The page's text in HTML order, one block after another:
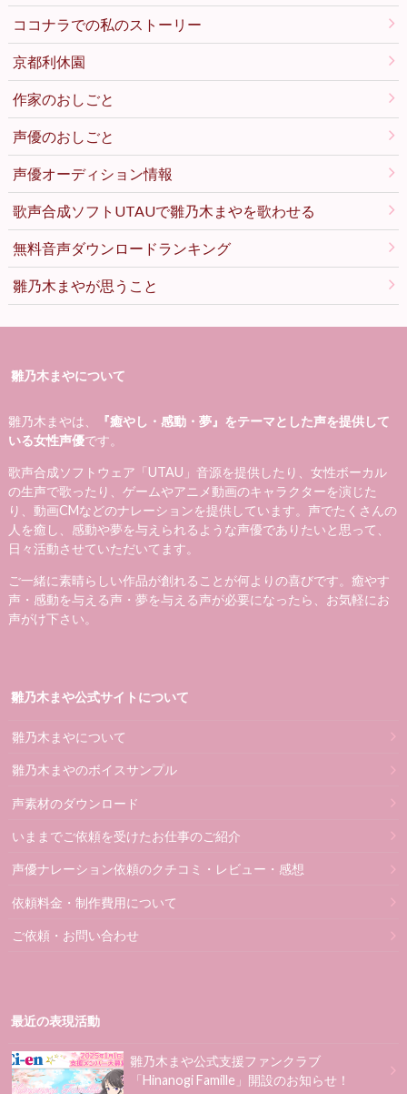
ココナラでの私のストーリー
京都利休園
作家のおしごと
声優のおしごと
声優オーディション情報
歌声合成ソフトUTAUで雛乃木まやを歌わせる
無料音声ダウンロードランキング
雛乃木まやが思うこと
雛乃木まやについて
雛乃木まやは、
『癒やし・感動・夢』をテーマとした声を提供して
いる女性声優です。
歌声合成ソフトウェア「UTAU」音源を提供したり、女性ボーカル
の生声で歌ったり、ゲームやアニメ動画のキャラクターを演じた
り、動画CMなどのナレーションを提供しています。声でたくさんの
人を癒し、感動や夢を与えられるような声優でありたいと思って、
日々活動させていただいてます。
ご一緒に素晴らしい作品が創れることが何よりの喜びです。癒やす
声・感動を与える声・夢を与える声が必要になったら、お気軽にお
声がけ下さい。
雛乃木まや公式サイトについて
雛乃木まやについて
雛乃木まやのボイスサンプル
声素材のダウンロード
いままでご依頼を受けたお仕事のご紹介
声優ナレーション依頼のクチコミ・レビュー・感想
依頼料金・制作費用について
ご依頼・お問い合わせ
最近の表現活動
雛乃木まや公式支援ファンクラブ
「Hinanogi Famille」開設のお知らせ！